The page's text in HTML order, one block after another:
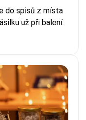
do spisů z místa
už při balení.